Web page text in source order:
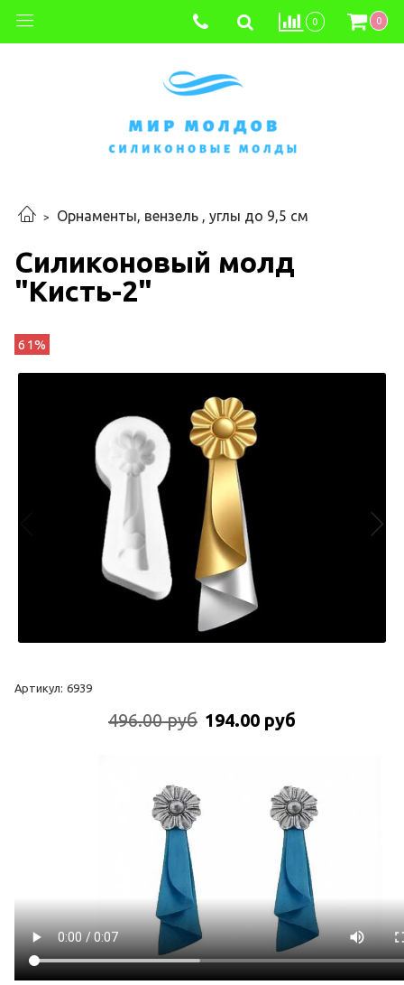
0 0
Орнаменты, вензель , углы до 9,5 см
Силиконовый молд
"Кисть-2"
61%
Артикул: 6939
496.00 руб 194.00 руб